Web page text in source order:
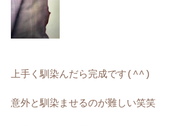
上手く馴染んだら完成です(^^)
意外と馴染ませるのが難しい笑笑